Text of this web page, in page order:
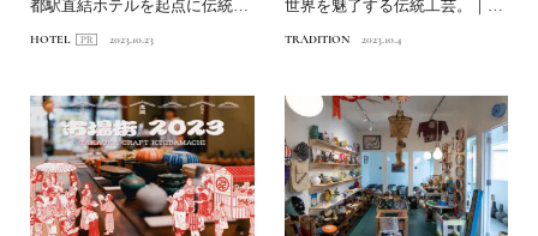
都駅直結ホテルを起点に伝統工
HOTEL 2023.10.23
世界を魅了する伝統工芸。｜九
TRADITION 2023.10.4